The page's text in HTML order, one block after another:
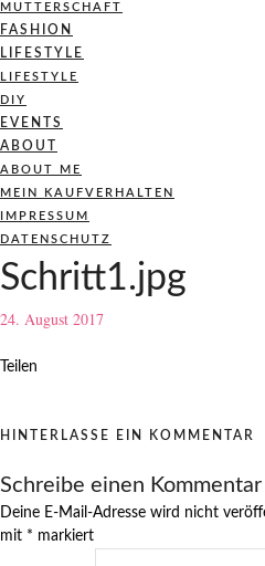
MUTTERSCHAFT
FASHION
LIFESTYLE
LIFESTYLE
DIY
EVENTS
ABOUT
ABOUT ME
MEIN KAUFVERHALTEN
IMPRESSUM
DATENSCHUTZ
Schritt1.jpg
24. August 2017
Teilen
HINTERLASSE EIN KOMMENTAR
Schreibe einen Kommentar
Deine E-Mail-Adresse wird nicht
mit * markiert